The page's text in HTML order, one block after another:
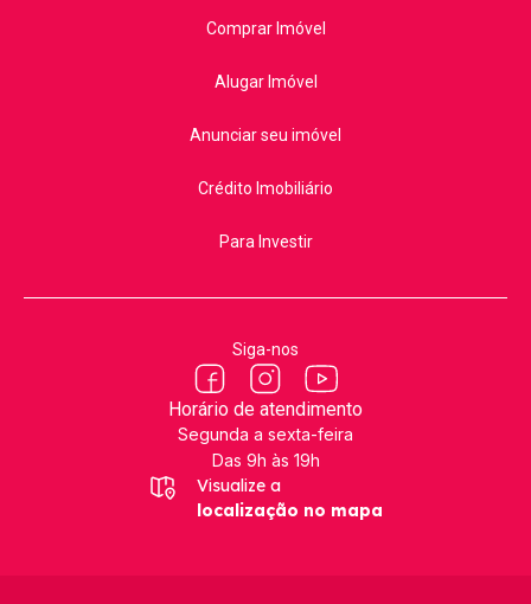
Comprar Imóvel
Alugar Imóvel
Anunciar seu imóvel
Crédito Imobiliário
Para Investir
Siga-nos
Horário de atendimento
Segunda a sexta-feira
Das 9h às 19h
Visualize a
localização no mapa